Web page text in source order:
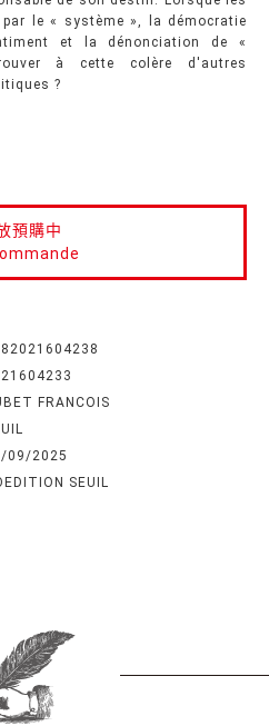
le « système », la démocratie
et la dénonciation de «
à cette colère d'autres
?
預購中
FRANCOIS
09/2025
SEUIL